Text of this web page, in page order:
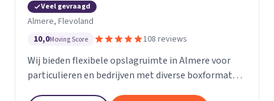
Veel gevraagd
Almere, Flevoland
10,0Moving Score 108 reviews
Wij bieden flexibele opslagruimte in Almere voor
particulieren en bedrijven met diverse boxformaten